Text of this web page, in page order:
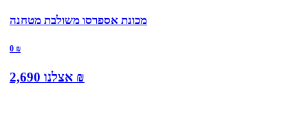
מכונת אספרסו משולבת מטחנה
0 ₪
אצלנו 2,690 ₪